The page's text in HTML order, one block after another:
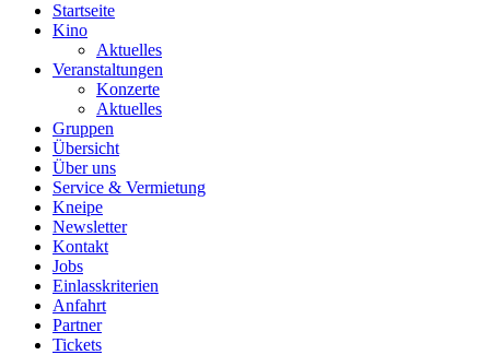
Startseite
Kino
Aktuelles
Veranstaltungen
Konzerte
Aktuelles
Gruppen
Übersicht
Über uns
Service & Vermietung
Kneipe
Newsletter
Kontakt
Jobs
Einlasskriterien
Anfahrt
Partner
Tickets